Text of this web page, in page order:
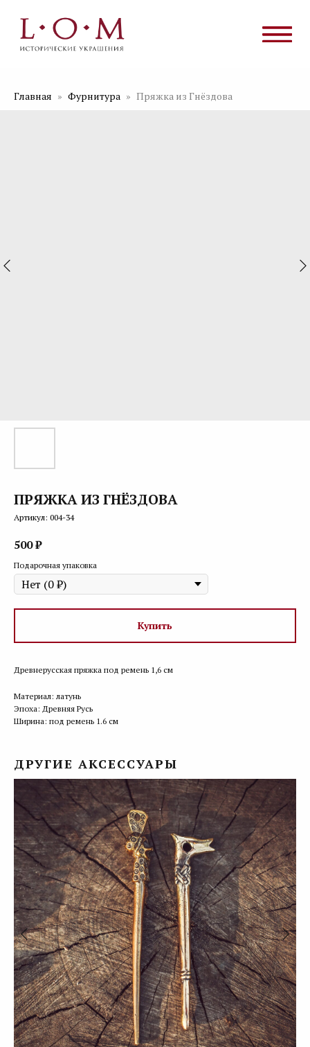
Главная Фурнитура Пряжка из Гнёздова
ПРЯЖКА ИЗ ГНЁЗДОВА
Артикул: 004-34
500₽
Подарочная упаковка
Купить
Древнерусская пряжка под ремень 1,6 см
Материал: латунь
Эпоха: Древняя Русь
Ширина: под ремень 1.6 см
ДРУГИЕ АКСЕССУАРЫ